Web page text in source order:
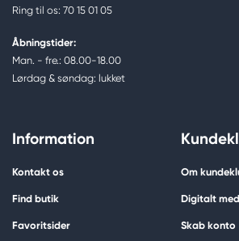
Ring til os: 70 15 01 05
Åbningstider:
Man. - fre.: 08.00-18.00
Lørdag & søndag: lukket
Information
Kontakt os
Find butik
Favoritsider
Om
Digitalt
Skab konto